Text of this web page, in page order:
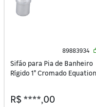
89883934
Sifão para Pia de Banheiro
Rígido 1" Cromado Equation
R$ ****,00